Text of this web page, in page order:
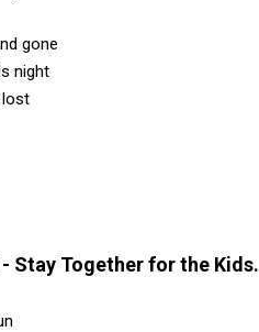
gone
night
Stay Together for the Kids.